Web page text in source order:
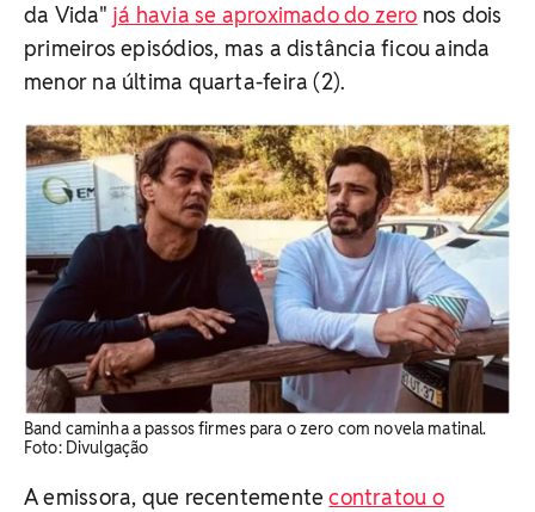
da Vida" já havia se aproximado do zero nos dois
primeiros episódios, mas a distância ficou ainda
menor na última quarta-feira (2).
Band caminha a passos firmes para o zero com novela matinal. ​
Foto: Divulgação
A emissora, que recentementecontratou o